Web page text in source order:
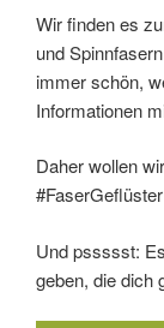
Wir finden es
und
immer schön,
Informationen
Daher wollen
Und pssssst:
geben, die dich